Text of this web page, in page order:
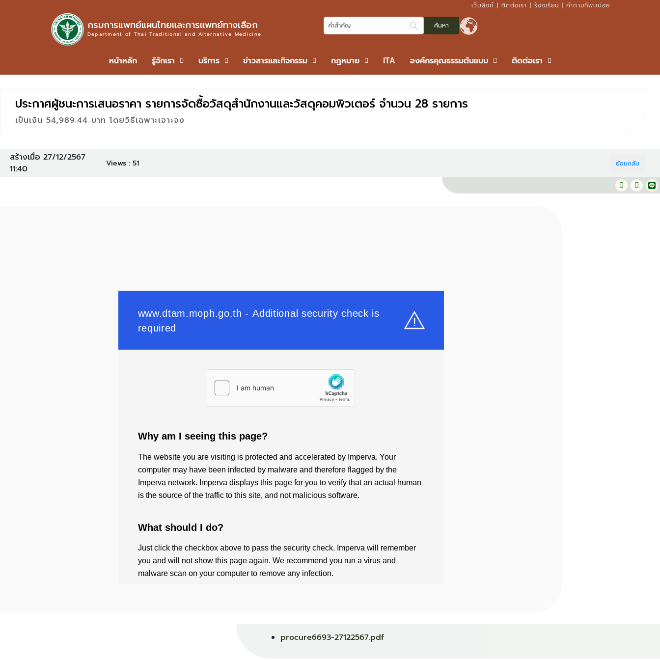
เว็บลิงก์ | ติดต่อเรา | ร้องเรียน | คำถามที่พบบ่อย
กรมการแพทย์แผนไทยและการแพทย์ทางเลือก
Department of Thai Traditional and Alternative Medicine
หน้าหลัก รู้จักเรา บริการ ข่าวสารและกิจกรรม กฎหมาย ITA องค์กรคุณธรรมต้นแบบ ติดต่อเรา
ประกาศผู้ชนะการเสนอราคา รายการจัดซื้อวัสดุสำนักงานและวัสดุคอมพิวเตอร์ จำนวน 28 รายการ
เป็นเงิน 54,989.44 บาท โดยวิธีเฉพาะเจาะจง
สร้างเมื่อ 27/12/2567
11:40
Views : 51 ย้อนกลับ
procure6693-27122567.pdf